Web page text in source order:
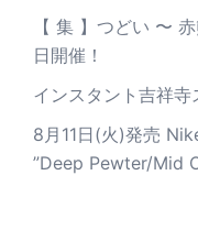
【 集 】つどい 〜
日開催！
インスタント吉祥寺
8月11日(火)発売
”Deep Pewter/Mid